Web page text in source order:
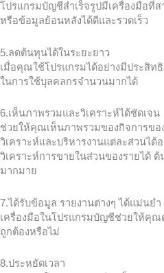
โปรแกรมบัญชีสำเร็จรูปมีเครื่องมือที่
หรือข้อมูลย้อนหลังได้ดีและรวดเร็ว
5.ลดต้นทุนได้ในระยะยาว
เมื่อคุณใช้โปรแกรมได้อย่างมีประสิ
ในการใช้บุลคลกรจำนวนมากได้
6.เห็นภาพรวมและวิเคราะห์ได้ชัดเจน
ช่วยให้คุณเห็นภาพรวมของกิจการข
วิเคราะห์และบริหารงานแต่ละส่วนได้
วิเคราะห์การขายในส่วนของรายได้
มากมาย
7.ได้รับข้อมูล รายงานต่างๆ ได้แม่นยำ
เครื่องมือในโปรแกรมบัญชีช่วยให้คุณ
ถูกต้องหรือไม่
8.ประหยัดเวลา